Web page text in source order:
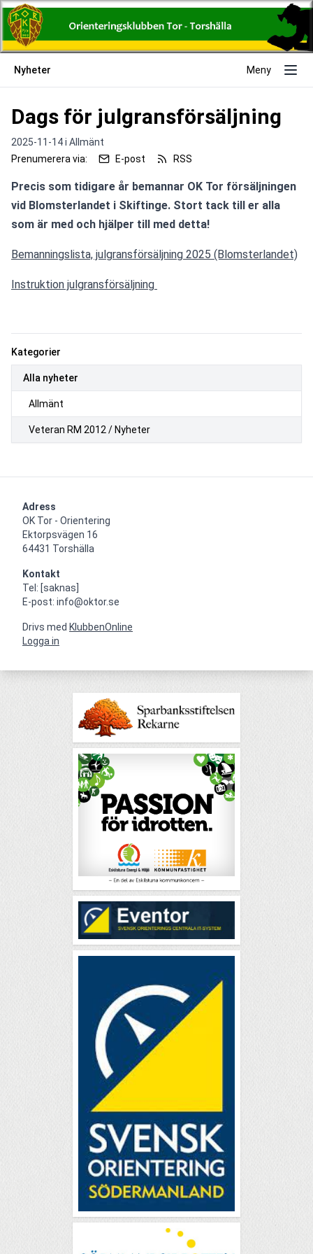
Nyheter Meny
Kategorier
Alla nyheter
Allmänt
Veteran RM 2012 / Nyheter
Dags för julgransförsäljning
2025-11-14 i Allmänt
Prenumerera via:
E-post RSS
Precis som tidigare år bemannar OK Tor försäljningen
vid Blomsterlandet i Skiftinge. Stort tack till er alla
som är med och hjälper till med detta!
Bemanningslista, julgransförsäljning 2025 (Blomsterlandet)
Instruktion julgransförsäljning
Adress
OK Tor - Orientering
Ektorpsvägen 16
64431 Torshälla
Kontakt
Tel: [saknas]
E-post: info@oktor.se
Drivs med KlubbenOnline
Logga in